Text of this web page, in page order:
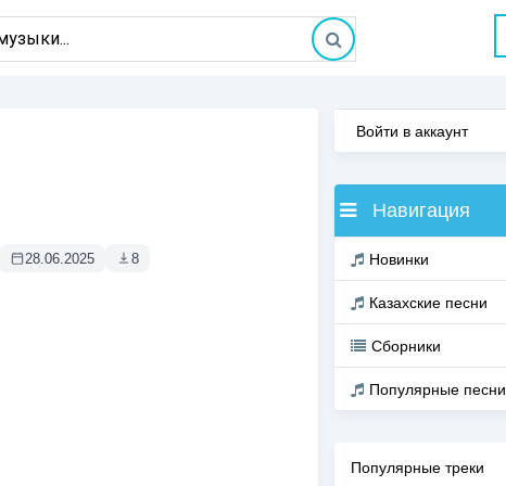
28.06.2025 8
Войти в аккаунт
Навигация
Новинки
Казахские песни
Сборники
Популярные песни
Популярные треки